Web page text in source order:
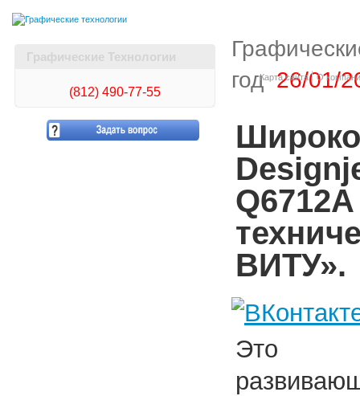
Карта сайта О
Графические Технологии
(812) 490-77-55
год 26/01/
ВИТУ».
Это